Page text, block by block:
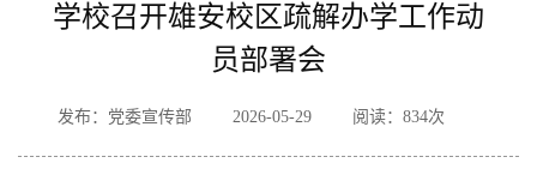
学校召开雄安校区疏解办学工作动
员部署会
发布：党委宣传部 2026-05-29 阅读： 834次